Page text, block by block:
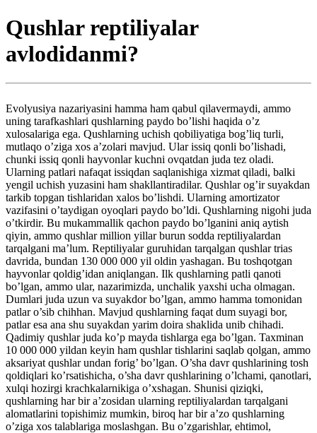
Qushlar reptiliyalar
avlodidanmi?
Evolyusiya nazariyasini hamma ham qabul qilavermaydi, ammo
uning tarafkashlari qushlarning paydo bo’lishi haqida o’z
xulosalariga ega. Qushlarning uchish qobiliyatiga bog’liq turli,
mutlaqo o’ziga xos a’zolari mavjud. Ular issiq qonli bo’lishadi,
chunki issiq qonli hayvonlar kuchni ovqatdan juda tez oladi.
Ularning patlari nafaqat issiqdan saqlanishiga xizmat qiladi, balki
yengil uchish yuzasini ham shakllantiradilar. Qushlar og’ir suyakdan
tarkib topgan tishlaridan xalos bo’lishdi. Ularning amortizator
vazifasini o’taydigan oyoqlari paydo bo’ldi. Qushlarning nigohi juda
o’tkirdir. Bu mukammallik qachon paydo bo’lganini aniq aytish
qiyin, ammo qushlar million yillar burun sodda reptiliyalardan
tarqalgani ma’lum. Reptiliyalar guruhidan tarqalgan qushlar trias
davrida, bundan 130 000 000 yil oldin yashagan. Bu toshqotgan
hayvonlar qoldig’idan aniqlangan. Ilk qushlarning patli qanoti
bo’lgan, ammo ular, nazarimizda, unchalik yaxshi ucha olmagan.
Dumlari juda uzun va suyakdor bo’lgan, ammo hamma tomonidan
patlar o’sib chihhan. Mavjud qushlarning faqat dum suyagi bor,
patlar esa ana shu suyakdan yarim doira shaklida unib chihadi.
Qadimiy qushlar juda ko’p mayda tishlarga ega bo’lgan. Taxminan
10 000 000 yildan keyin ham qushlar tishlarini saqlab qolgan, ammo
aksariyat qushlar undan forig’ bo’lgan. O’sha davr qushlarining tosh
qoldiqlari ko’rsatishicha, o’sha davr qushlarining o’lchami, qanotlari,
xulqi hozirgi krachkalarnikiga o’xshagan. Shunisi qiziqki,
qushlarning har bir a’zosidan ularning reptiliyalardan tarqalgani
alomatlarini topishimiz mumkin, biroq har bir a’zo qushlarning
o’ziga xos talablariga moslashgan. Bu o’zgarishlar, ehtimol,